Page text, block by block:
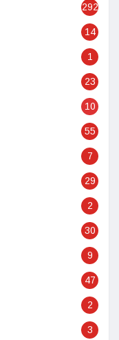
292
14
1
23
10
55
7
29
2
30
9
47
2
3